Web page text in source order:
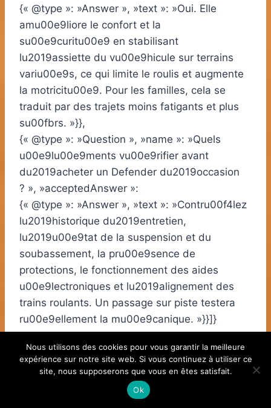
{« @type »: »Answer », »text »: »Oui. Elle
amu00e9liore le confort et la
su00e9curitu00e9 en stabilisant
lu2019assiette du vu00e9hicule sur terrains
variu00e9s, ce qui limite le roulis et augmente
la motricitu00e9. Pour les familles, cela se
traduit par des trajets moins fatigants et plus
su00fbrs. »}},
{« @type »: »Question », »name »: »Quels
u00e9lu00e9ments vu00e9rifier avant
du2019acheter un Defender du2019occasion
? », »acceptedAnswer »:
{« @type »: »Answer », »text »: »Contru00f4lez
lu2019historique du2019entretien,
lu2019u00e9tat de la suspension et du
soubassement, la pru00e9sence de
protections, le fonctionnement des aides
u00e9lectroniques et lu2019alignement des
trains roulants. Un passage sur piste testera
ru00e9ellement la mu00e9canique. »}}]}
Quelle différence entre traction
intégrale et quatre roues
Nous utilisons des cookies pour vous garantir la meilleure
expérience sur notre site web. Si vous continuez à utiliser ce
site, nous supposerons que vous en êtes satisfait.
Ok